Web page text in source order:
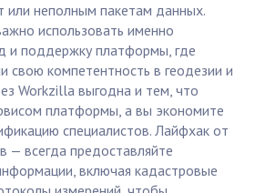
или неполным пакетам данных.
использовать именно
и поддержку платформы, где
свою компетентность в геодезии и
Workzilla выгодна и тем, что
платформы, а вы экономите
специалистов. Лайфхак от
— всегда предоставляйте
включая кадастровые